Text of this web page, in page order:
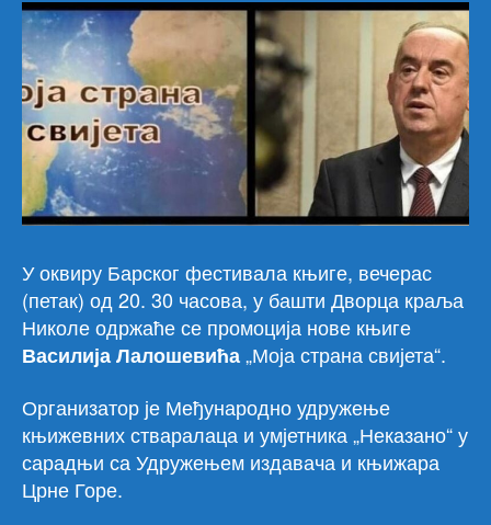
У оквиру Барског фестивала књиге, вечерас
(петак) од 20. 30 часова, у башти Дворца краља
Николе одржаће се промоција нове књиге
Василија Лалошевића„Моја страна свијета“.
Организатор је Међународно удружење
књижевних стваралаца и умјетника „Неказано“ у
сарадњи са Удружењем издавача и књижара
Црне Горе.